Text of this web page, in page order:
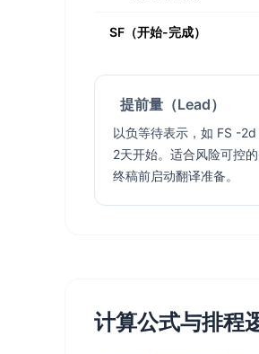
SF（开始-完成）
提前量（Lead）
以负等待表示，如 FS -
2天开始。适合风险可控
终稿前启动翻译准备。
计算公式与排程